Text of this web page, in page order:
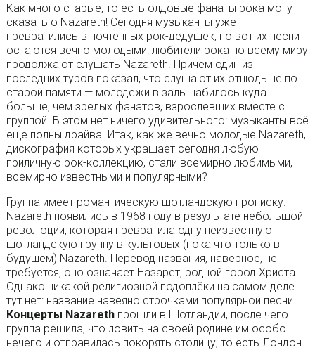
Как много старые, то есть олдовые фанаты рока могут
сказать о Nazareth! Сегодня музыканты уже
превратились в почтенных рок-дедушек, но вот их песни
остаются вечно молодыми: любители рока по всему миру
продолжают слушать Nazareth. Причем один из
последних туров показал, что слушают их отнюдь не по
старой памяти — молодежи в залы набилось куда
больше, чем зрелых фанатов, взрослевших вместе с
группой. В этом нет ничего удивительного: музыканты всё
еще полны драйва. Итак, как же вечно молодые Nazareth,
дискография которых украшает сегодня любую
приличную рок-коллекцию, стали всемирно любимыми,
всемирно известными и популярными?
Группа имеет романтическую шотландскую прописку.
Nazareth появились в 1968 году в результате небольшой
революции, которая превратила одну неизвестную
шотландскую группу в культовых (пока что только в
будущем) Nazareth. Перевод названия, наверное, не
требуется, оно означает Назарет, родной город Христа.
Однако никакой религиозной подоплёки на самом деле
тут нет: название навеяно строчками популярной песни.
Концерты Nazarethпрошли в Шотландии, после чего
группа решила, что ловить на своей родине им особо
нечего и отправилась покорять столицу, то есть Лондон.